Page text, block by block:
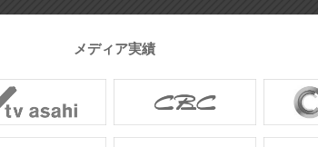
メディア実績